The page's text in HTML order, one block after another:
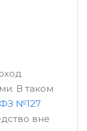
В таком
ФЗ №127
вне